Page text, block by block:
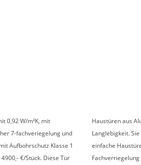
0,92 W/m²K, mit
7-fachveriegelung und
Aufbohrschutz Klasse 1
€/Stück. Diese Tür
Haustüren aus
Langlebigkeit.
einfache